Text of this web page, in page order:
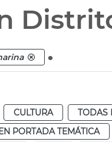
.
CULTURA TODAS
PORTADA TEMÁTICA